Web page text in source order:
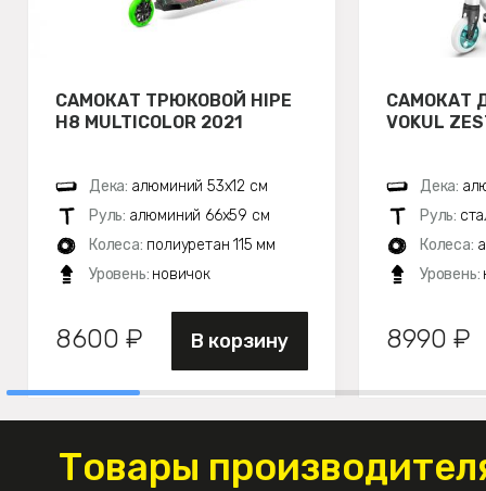
САМОКАТ ТРЮКОВОЙ HIPE
H8 MULTICOLOR 2021
Дека: алюминий 53х12 см
Руль: алюминий 66х59 см
Колеса: полиуретан 115 мм
Уровень: новичок
8600 ₽ В корзину
САМОКАТ
VOKUL
Дека:
Руль:
Колеса:
Уровень:
8990 ₽
Товары